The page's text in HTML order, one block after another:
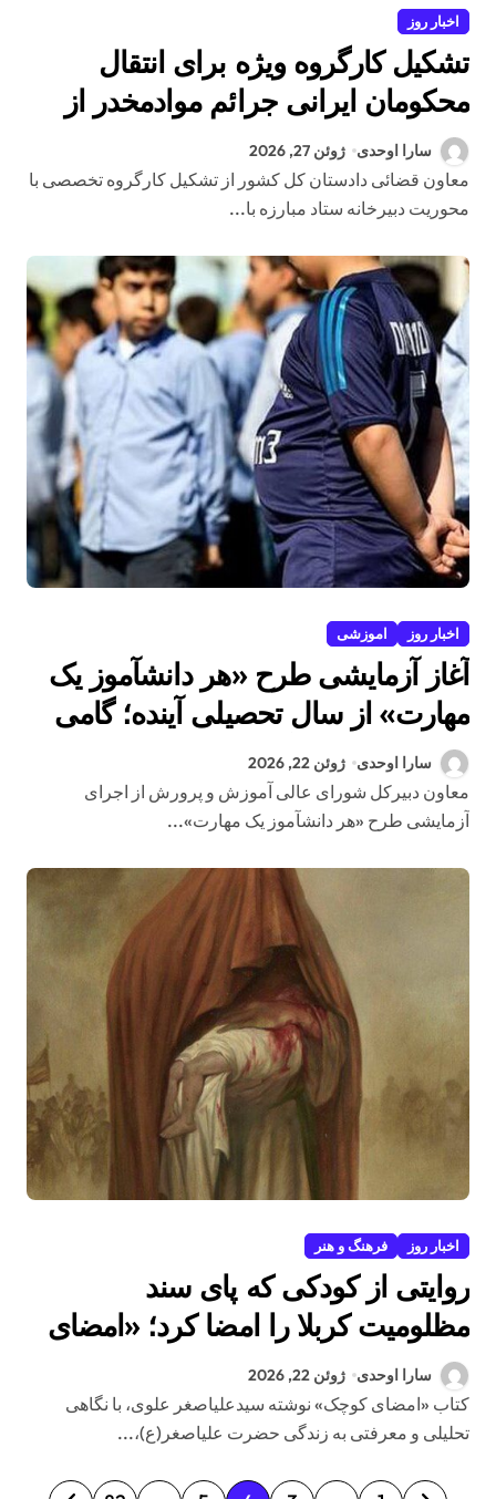
اخبار روز
تشکیل کارگروه ویژه برای انتقال
محکومان ایرانی جرائم موادمخدر از
زندان‌های کشورهای همسایه به ایران
سارا اوحدی ژوئن 27, 2026
معاون قضائی دادستان کل کشور از تشکیل کارگروه تخصصی با
محوریت دبیرخانه ستاد مبارزه با...
اخبار روز اموزشی
آغاز آزمایشی طرح «هر دانشآموز یک
مهارت» از سال تحصیلی آینده؛ گامی
نوین برای پیوند آموزش با نیازهای
واقعی زندگی
سارا اوحدی ژوئن 22, 2026
معاون دبیرکل شورای عالی آموزش و پرورش از اجرای
آزمایشی طرح «هر دانشآموز یک مهارت»...
اخبار روز فرهنگ و هنر
روایتی از کودکی که پای سند
مظلومیت کربلا را امضا کرد؛ «امضای
کوچک» به دنبال پاسخ این پرسش
است که علیاصغر چگونه علیاصغر شد
سارا اوحدی ژوئن 22, 2026
کتاب «امضای کوچک» نوشته سیدعلیاصغر علوی، با نگاهی
تحلیلی و معرفتی به زندگی حضرت علیاصغر(ع)،...